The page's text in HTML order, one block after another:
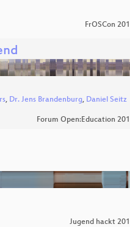
FrOSCon
, Dr. Jens Brandenburg, Daniel Seitz
Forum Open:Education
Jugend hackt